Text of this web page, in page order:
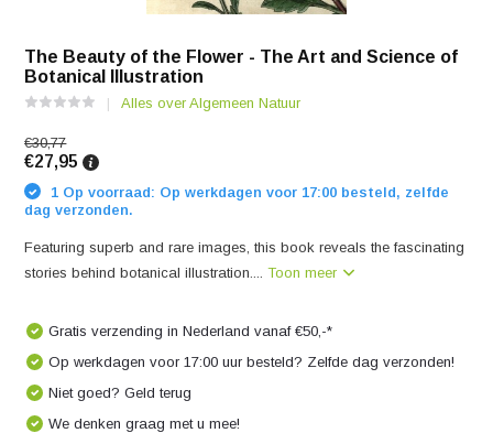
The Beauty of the Flower - The Art and Science of
Botanical Illustration
Alles over Algemeen Natuur
€30,77
€27,95
1 Op voorraad: Op werkdagen voor 17:00 besteld, zelfde
dag verzonden.
Featuring superb and rare images, this book reveals the fascinating
stories behind botanical illustration....Toon meer
Gratis verzending in Nederland vanaf €50,-*
Op werkdagen voor 17:00 uur besteld? Zelfde dag verzonden!
Niet goed? Geld terug
We denken graag met u mee!